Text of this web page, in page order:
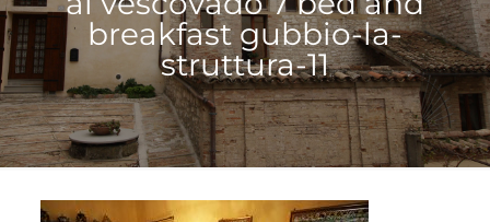
breakfast gubbio-la-
struttura-11